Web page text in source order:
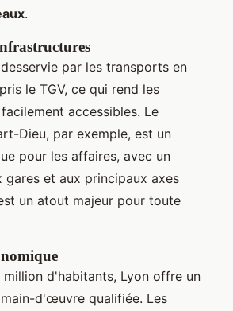
.
par les transports en
le TGV, ce qui rend les
facilement accessibles. Le
Dieu, par exemple, est un
pour les affaires, avec un
gares et aux principaux axes
un atout majeur pour toute
million d'habitants, Lyon offre un
d'œuvre qualifiée. Les